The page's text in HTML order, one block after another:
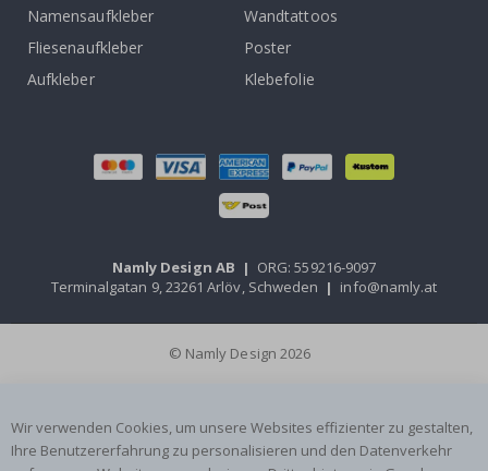
Namensaufkleber
Wandtattoos
Fliesenaufkleber
Poster
Aufkleber
Klebefolie
Namly Design AB | ORG: 559216-9097
Terminalgatan 9, 23261 Arlöv, Schweden | info@namly.at
© Namly Design 2026
Wir verwenden Cookies, um unsere Websites effizienter zu gestalten,
Ihre Benutzererfahrung zu personalisieren und den Datenverkehr